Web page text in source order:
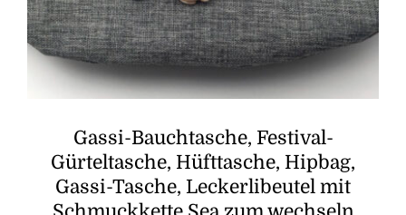
Gassi-Bauchtasche, Festival-
Gürteltasche, Hüfttasche, Hipbag,
Gassi-Tasche, Leckerlibeutel mit